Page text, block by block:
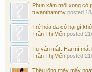
Phun xăm môi xong có
tuvanthammy posted
Trẻ hóa da có hại gì
Trần Thị Mến posted
Tư vấn mắt: Hai mí mắt
Trần Thị Mến posted
Thêu lông mày mấy